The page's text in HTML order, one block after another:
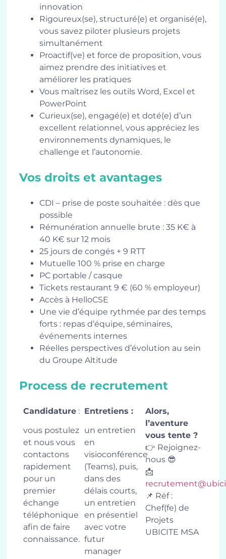
innovation
Rigoureux(se), structuré(e) et organisé(e),
vous savez piloter plusieurs projets
simultanément
Proactif(ve) et force de proposition, vous
aimez prendre des initiatives et
améliorer les pratiques
Vous maîtrisez les outils Word, Excel et
PowerPoint
Curieux(se), engagé(e) et doté(e) d’un
excellent relationnel, vous appréciez les
environnements dynamiques, le
challenge et l’autonomie.
Vos droits et avantages
CDI – prise de poste souhaitée : dès que
possible
Rémunération annuelle brute : 35 K€ à
40 K€ sur 12 mois
25 jours de congés + 9 RTT
Mutuelle 100 % prise en charge
PC portable / casque
Tickets restaurant 9 € (60 % employeur)
Accès à HelloCSE
Une vie d’équipe rythmée par des temps
forts : repas d’équipe, séminaires,
événements internes
Réelles perspectives d’évolution au sein
du Groupe Altitude
Process de recrutement
Candidature:
vous postulez
et nous vous
contactons
rapidement
pour un
premier
échange
téléphonique
afin de faire
connaissance.
Entretiens :
un entretien
en
visioconférence
(Teams), puis,
dans des
délais courts,
un entretien
en présentiel
avec votre
futur
manager
Alors,
l’aventure
vous tente ?
👉 Rejoignez-
nous 😎
📩
📌 Réf :
Chef(fe) de
Projets
UBICITE MSA